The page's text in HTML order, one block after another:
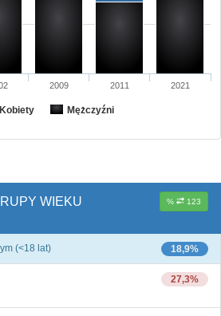
Kobiety Mężczyźni
2009 2011 2021
% 123
WIEKU
18,9%
(<18 lat)
27,3%